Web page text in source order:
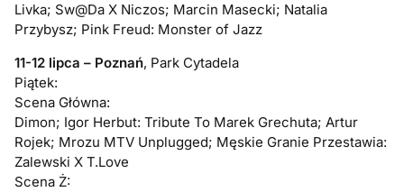
Livka; Sw@Da X Niczos; Marcin Masecki; Natalia
Przybysz; Pink Freud: Monster of Jazz
11-12 lipca – Poznań, Park Cytadela
Piątek:
Scena Główna:
Dimon; Igor Herbut: Tribute To Marek Grechuta; Artur
Rojek; Mrozu MTV Unplugged; Męskie Granie Przestawia:
Zalewski X T.Love
Scena Ż: